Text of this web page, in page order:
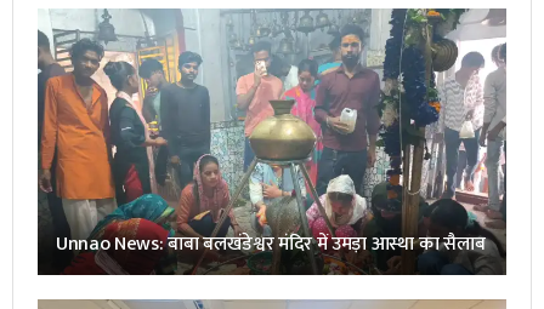
Unnao News: बाबा बलखंडेश्वर मंदिर में उमड़ा आस्था का सैलाब